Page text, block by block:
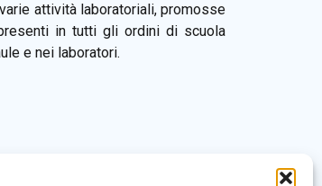
attività laboratoriali, promosse
in tutti gli ordini di scuola
e nei laboratori.